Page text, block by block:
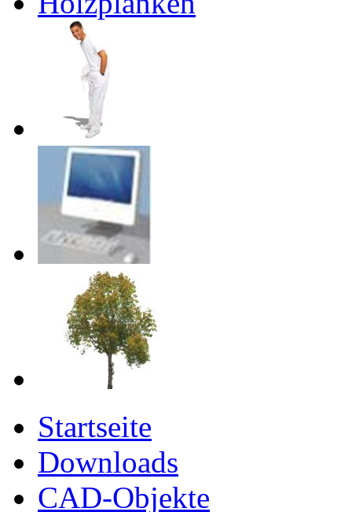
Startseite
Downloads
CAD-Objekte